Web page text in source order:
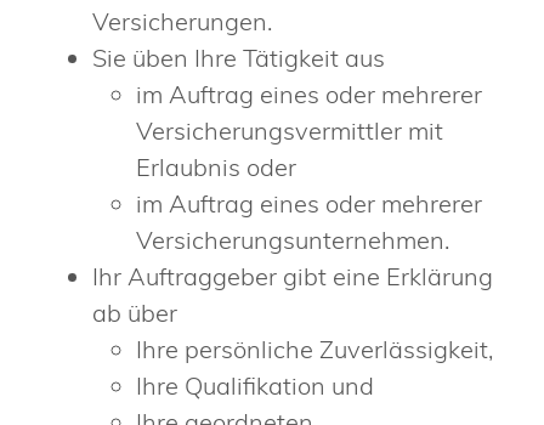
Versicherungen.
Sie üben Ihre Tätigkeit aus
im Auftrag eines oder mehrerer
Versicherungsvermittler mit
Erlaubnis oder
im Auftrag eines oder mehrerer
Versicherungsunternehmen.
Ihr Auftraggeber gibt eine Erklärung
ab über
Ihre persönliche Zuverlässigkeit,
Ihre Qualifikation und